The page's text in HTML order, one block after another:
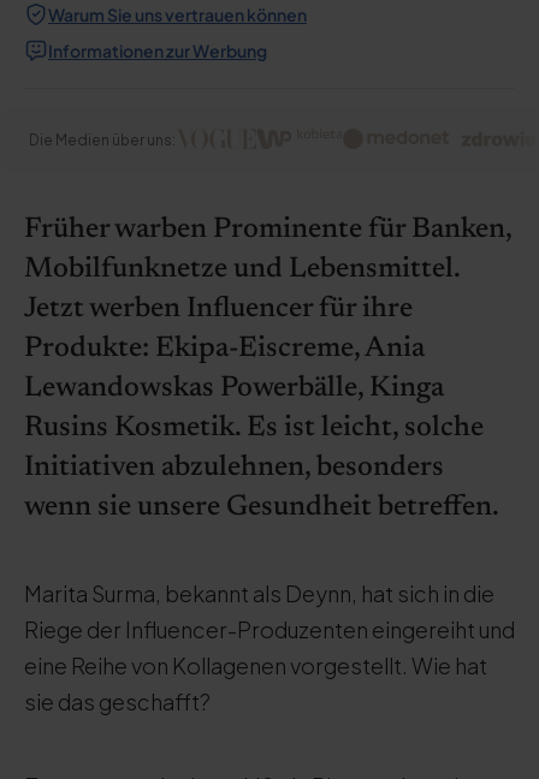
Warum Sie uns vertrauen können
Informationen zur Werbung
Die Medien über uns:
Früher warben Prominente für Banken,
Mobilfunknetze und Lebensmittel.
Jetzt werben Influencer für ihre
Produkte: Ekipa-Eiscreme, Ania
Lewandowskas Powerbälle, Kinga
Rusins Kosmetik. Es ist leicht, solche
Initiativen abzulehnen, besonders
wenn sie unsere Gesundheit betreffen.
Marita Surma, bekannt als Deynn, hat sich in die
Riege der Influencer-Produzenten eingereiht und
eine Reihe von Kollagenen vorgestellt. Wie hat
sie das geschafft?